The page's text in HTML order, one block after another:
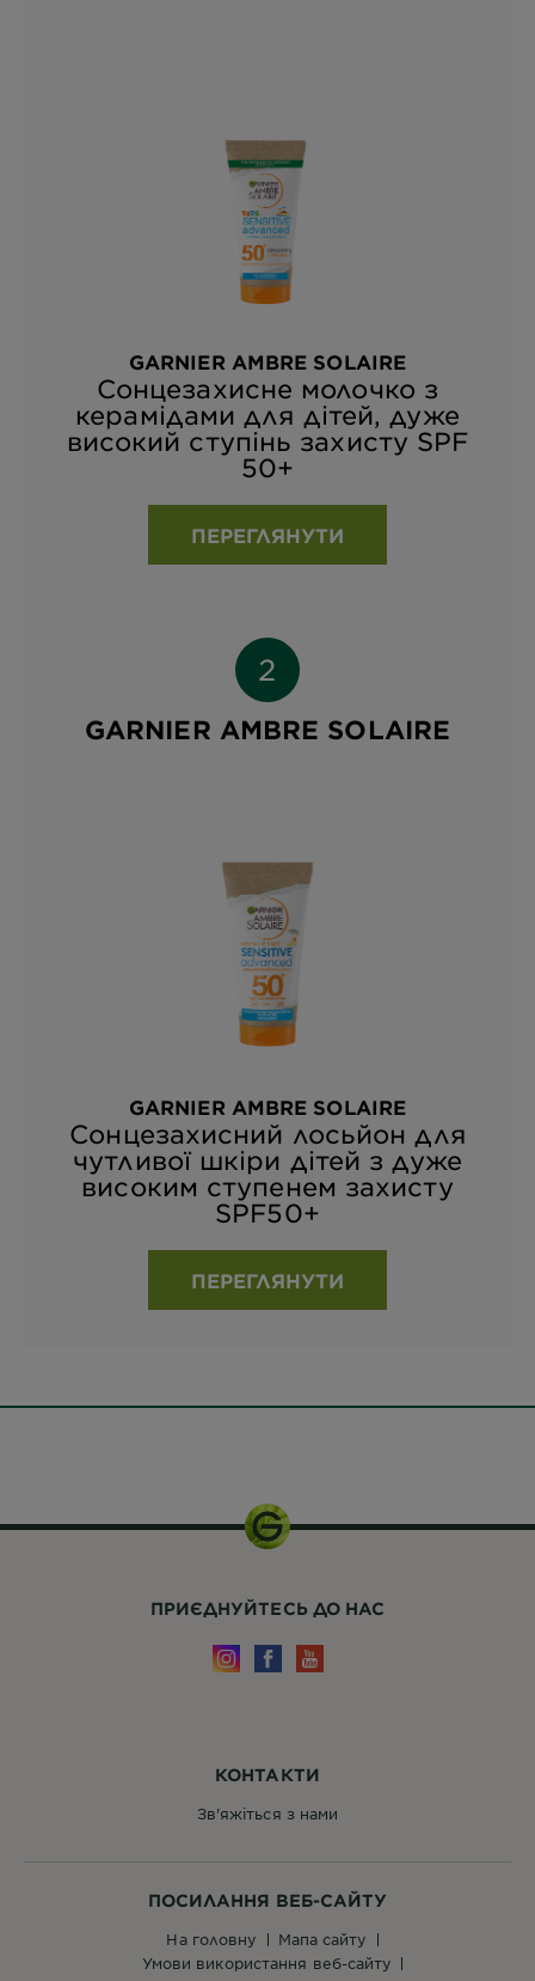
GARNIER AMBRE SOLAIRE
Сонцезахисне молочко з
керамідами для дітей, дуже
високий ступінь захисту SPF
50+
ПЕРЕГЛЯНУТИ
GARNIER AMBRE SOLAIRE
GARNIER AMBRE SOLAIRE
Сонцезахисний лосьйон для
чутливої шкіри дітей з дуже
високим ступенем захисту
SPF50+
ПЕРЕГЛЯНУТИ
ПОСИЛАННЯ ВЕБ-САЙТУ
на головну
мапа сайту
умови використання веб-сайту
КОНТАКТИ
Зв'яжіться з нами
ПРИЄДНУЙТЕСЬ ДО НАС